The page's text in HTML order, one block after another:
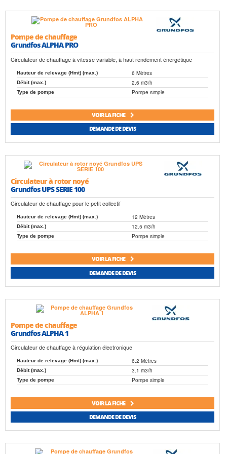
Pompe de chauffage
Grundfos ALPHA PRO
Circulateur de chauffage à vitesse variable, à haut rendement énergétique
Hauteur de relevage (Hmt) (max.) 6 Mètres
Débit (max.) 2.6 m3/h
Type de pompe Pompe simple
VOIR LA FICHE
DEMANDE DE DEVIS
Circulateur à rotor noyé
Grundfos UPS SERIE 100
Circulateur de chauffage pour le petit collectif
Hauteur de relevage (Hmt) (max.) 12 Mètres
Débit (max.) 12.5 m3/h
Type de pompe Pompe simple
VOIR LA FICHE
DEMANDE DE DEVIS
Pompe de chauffage
Grundfos ALPHA 1
Circulateur de chauffage à régulation électronique
Hauteur de relevage (Hmt) (max.) 6.2 Mètres
Débit (max.) 3.1 m3/h
Type de pompe Pompe simple
VOIR LA FICHE
DEMANDE DE DEVIS